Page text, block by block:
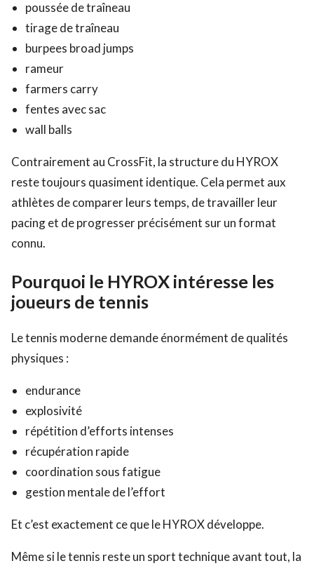
poussée de traîneau
tirage de traîneau
burpees broad jumps
rameur
farmers carry
fentes avec sac
wall balls
Contrairement au CrossFit, la structure du HYROX
reste toujours quasiment identique. Cela permet aux
athlètes de comparer leurs temps, de travailler leur
pacing et de progresser précisément sur un format
connu.
Pourquoi le HYROX intéresse les
joueurs de tennis
Le tennis moderne demande énormément de qualités
physiques :
endurance
explosivité
répétition d’efforts intenses
récupération rapide
coordination sous fatigue
gestion mentale de l’effort
Et c’est exactement ce que le HYROX développe.
Même si le tennis reste un sport technique avant tout, la